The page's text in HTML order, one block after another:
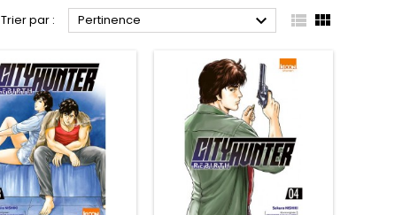
Trier par : Pertinence   